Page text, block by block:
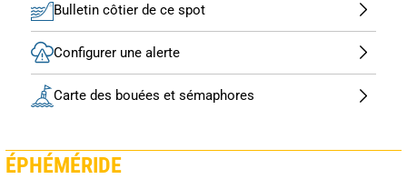
Bulletin côtier de ce spot
Configurer une alerte
Carte des bouées et sémaphores
ÉPHÉMÉRIDE